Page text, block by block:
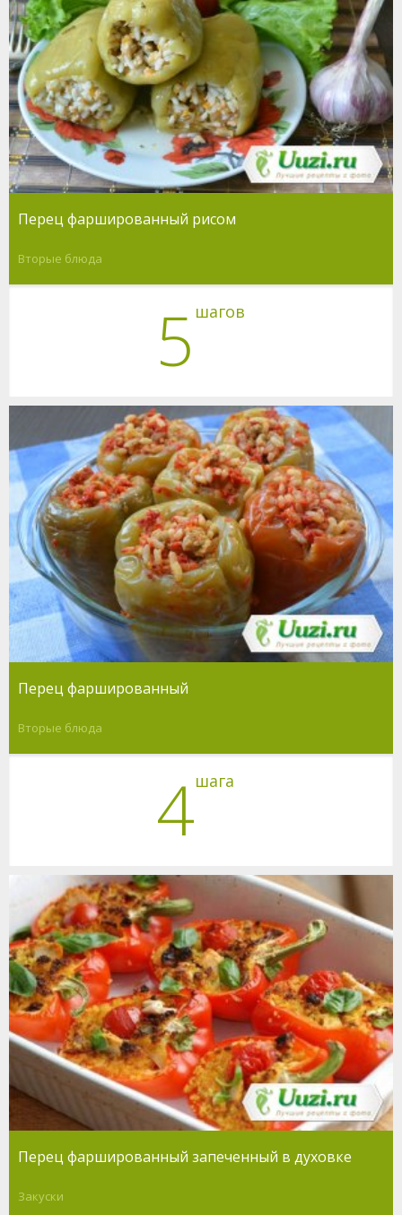
Перец фаршированный рисом
Вторые блюда
5 шагов
Перец фаршированный
Вторые блюда
4шага
Перец фаршированный запеченный в духовке
Закуски